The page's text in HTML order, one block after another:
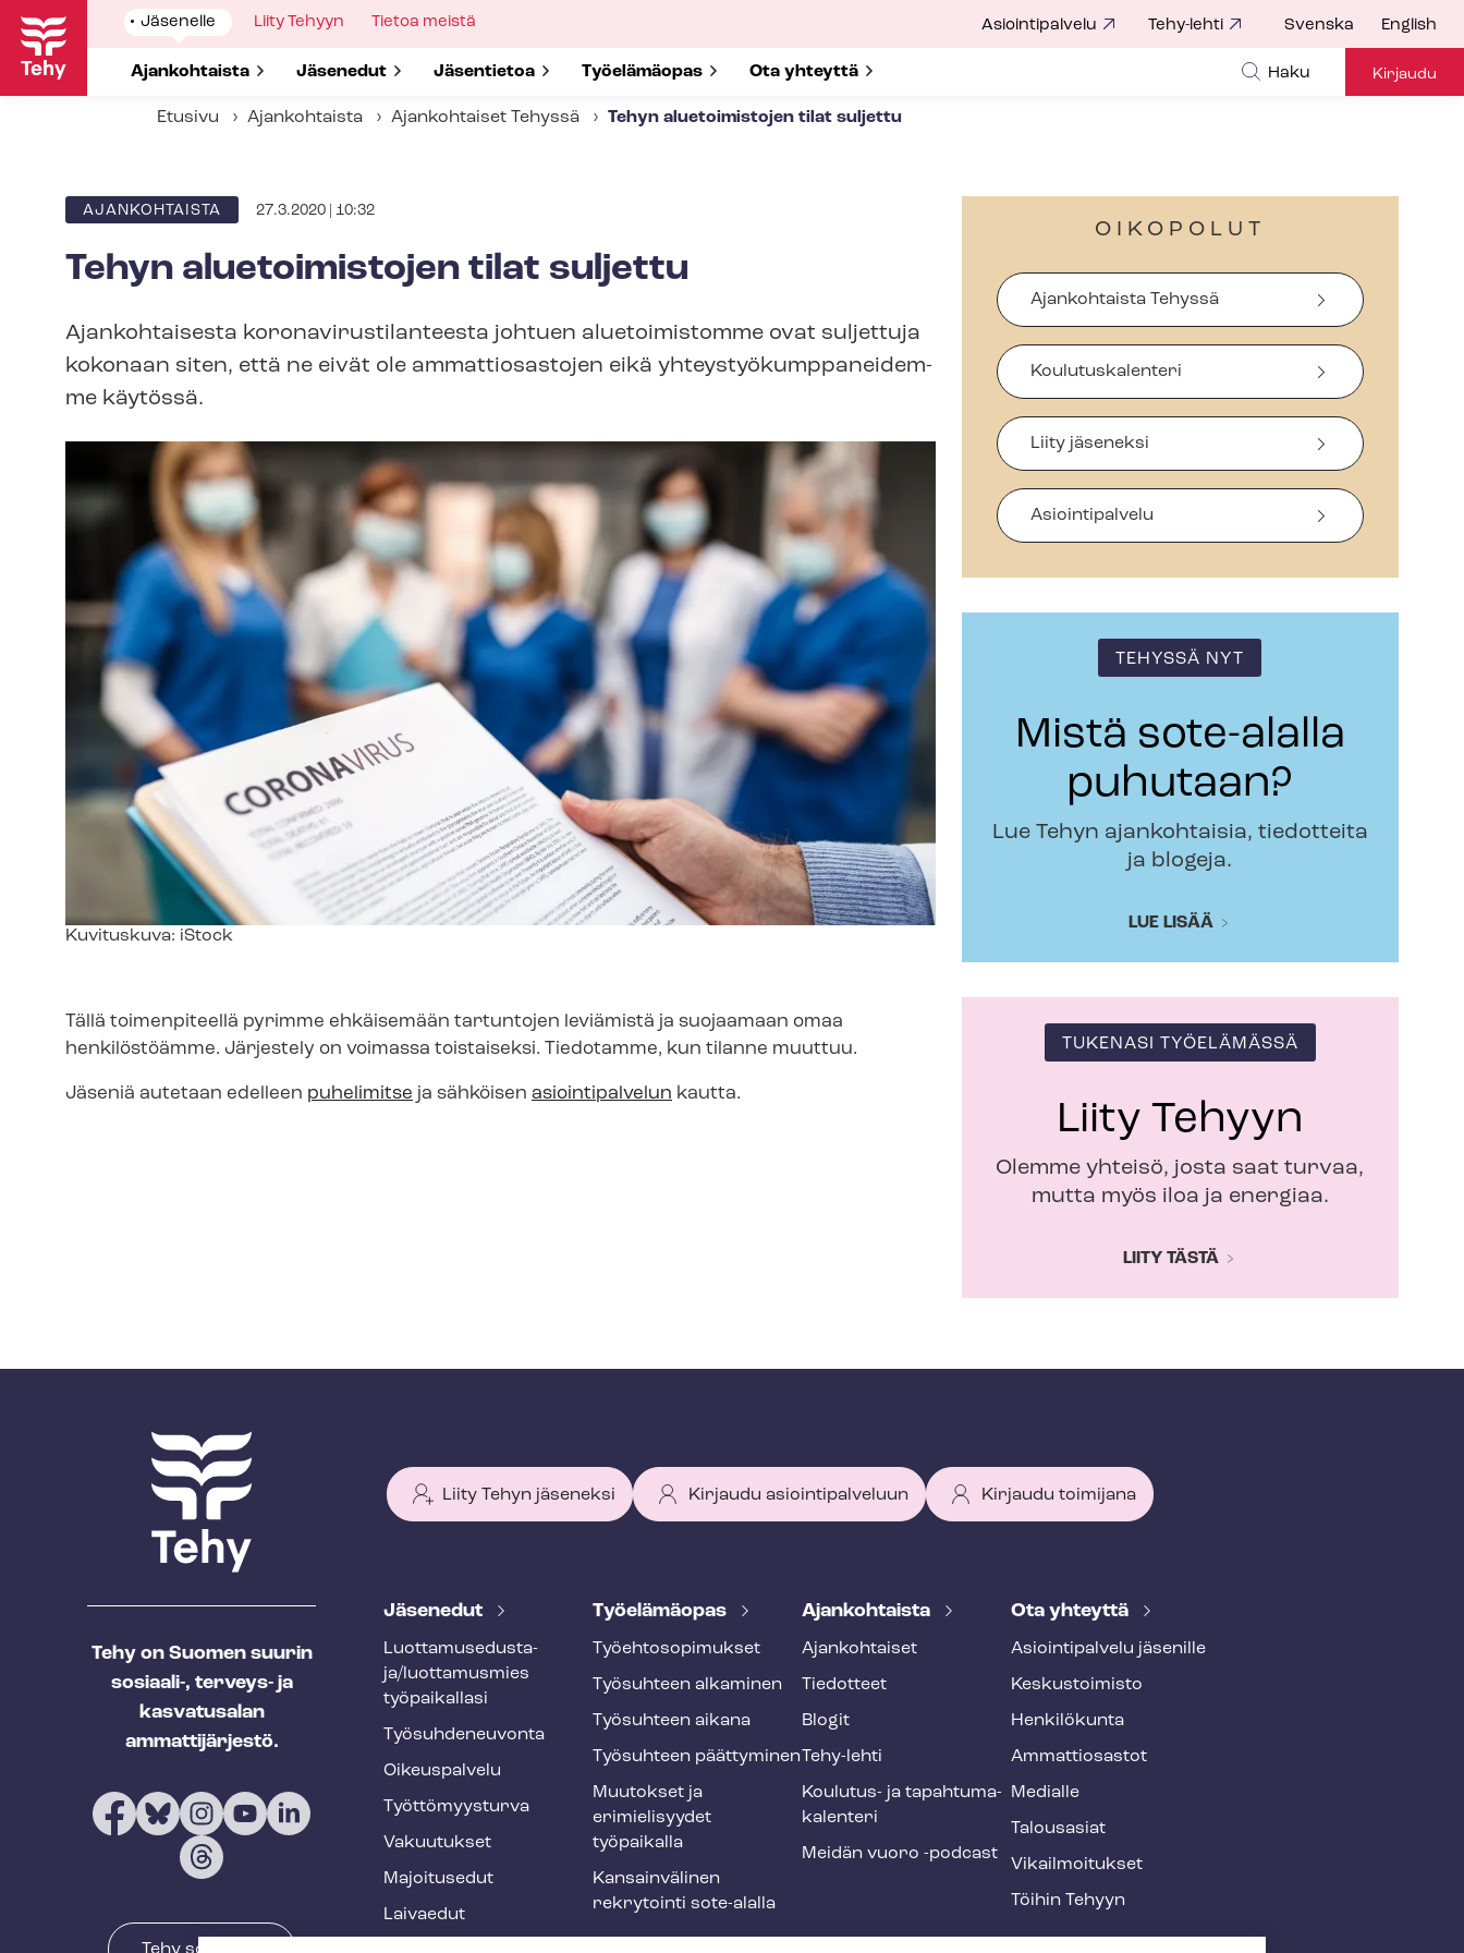
Hyppää
pääsisältöön
Show
submenu
Jäsenelle
Show submenu for
Ajankohtaista Show submenu for
Jäsenedut Show submenu for
Jäsentietoa Show submenu for
Työelämäopas Show submenu for
Ota yhteyttä
Show
Liity Tehyyn
Show
Tietoa meistä Asiointipalvelu Tehy-lehti Svenska English
Haku Kirjaudu
Etusivu Ajankohtaista Ajankohtaiset Tehyssä Tehyn aluetoimistojen tilat suljettu
ARTIKKELIN
AJANKOHTAISTA 27.3.2020 | 10:32
Tehyn aluetoimistojen tilat suljettu
Ajankohtaisesta ko­ro­na­vi­rus­ti­lan­tees­ta johtuen aluetoimistomme ovat suljettuja
kokonaan siten, että ne eivät ole ammattiosastojen eikä yh­teys­työ­kump­pa­nei­dem­
me käytössä.
Kuvateksti
Kuvituskuva: iStock
Tällä toimenpiteellä pyrimme ehkäisemään tartuntojen leviämistä ja suojaamaan omaa
henkilöstöämme. Järjestely on voimassa toistaiseksi. Tiedotamme, kun tilanne muuttuu.
Jäseniä autetaan edelleen puhelimitse ja sähköisen asiointipalvelun kautta.
OIKOPOLUT
Ajankohtaista Tehyssä
Koulutuskalenteri
Liity jäseneksi
Asiointipalvelu
TEHYSSÄ NYT
Mistä sote-alalla
puhutaan?
Lue Tehyn ajankohtaisia, tiedotteita
ja blogeja.
LUE LISÄÄ
TUKENASI TYÖELÄMÄSSÄ
Liity Tehyyn
Olemme yhteisö, josta saat turvaa,
mutta myös iloa ja energiaa.
LIITY TÄSTÄ
Tehy on Suomen suurin
sosiaali-, terveys- ja
kasvatusalan
ammattijärjestö.
Liity Tehyn jäseneksi Kirjaudu asiointipalveluun Kirjaudu toimijana
T
h
y
f
o
o
t
e
r
Jäsenedut
Luot­ta­muse­dus­ta­
ja/luottamusmies
työpaikallasi
Työ­suh­de­neu­von­ta
Oikeuspalvelu
Työt­tö­myys­tur­va
Vakuutukset
Majoitusedut
Laivaedut
Työelämäopas
Työ­eh­to­so­pi­muk­set
Työsuhteen alkaminen
Työsuhteen aikana
Työsuhteen päättyminen
Muutokset ja
erimielisyydet
työpaikalla
Kansainvälinen
rekrytointi sote-alalla
Ajankohtaista
Ajankohtaiset
Tiedotteet
Blogit
Tehy-lehti
Koulutus- ja ta­pah­tu­ma­
ka­len­te­ri
Meidän vuoro -podcast
Ota yhteyttä
Asioin­ti­pal­ve­lu jäsenille
Keskustoimisto
Henkilökunta
Ammattiosastot
Medialle
Talousasiat
Vi­kail­moi­tuk­set
Töihin Tehyyn